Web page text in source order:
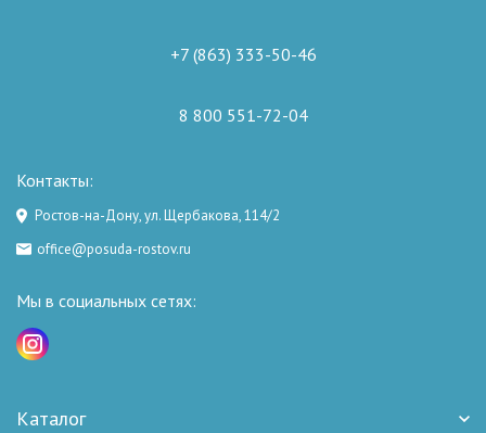
+7 (863) 333-50-46
8 800 551-72-04
Контакты:
Ростов-на-Дону, ул. Щербакова, 114/2
office@posuda-rostov.ru
Мы в социальных сетях:
Каталог